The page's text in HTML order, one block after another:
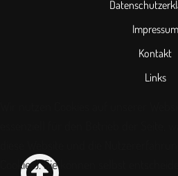
Impressum
Kontakt
Links
Cookies). Sie können selbst